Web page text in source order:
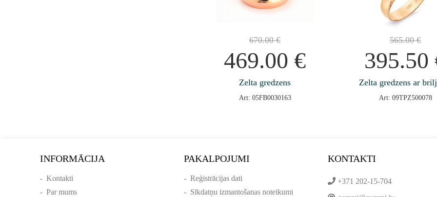
670.00€
469.00€
Zelta gredzens
Art: 05FB0030163
565.00€
395.50
Zelta gredzens ar
Art: 09TPZ500078
INFORMĀCIJA
- Kontakti
- Par mums
PAKALPOJUMI
- Reģistrācijas dati
- Sīkdatņu izmantošanas noteikumi
KONTAKTI
+371 202-15-704